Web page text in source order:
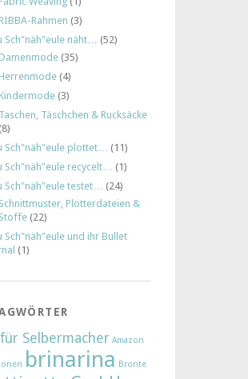
RIBBA-Rahmen (3)
Sch"näh"eule näht…
(52)
Damenmode(35)
Herrenmode(4)
Kindermode(3)
Taschen, Täschchen & Rucksäcke
(8)
Sch"näh"eule plottet…
(11)
Sch"näh"eule recycelt…
(1)
Sch"näh"eule testet…
(24)
Schnittmuster, Plotterdateien &
Stoffe(22)
Sch"näh"eule und ihr Bullet
(1)
Selbermacher Amazon
brinarina Bronte